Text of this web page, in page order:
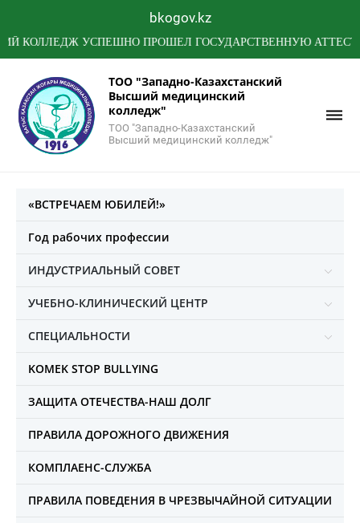
bkogov.kz
УСПЕШНО ПРОШЕЛ ГОСУДАРСТВЕННУЮ АТТЕСТАЦИЮ
ТОО "Западно-Казахстанский
Высший медицинский
колледж"
ТОО "Западно-Казахстанский
Высший медицинский колледж"
«ВСТРЕЧАЕМ ЮБИЛЕЙ!»
Год рабочих профессии
ИНДУСТРИАЛЬНЫЙ СОВЕТ
УЧЕБНО-КЛИНИЧЕСКИЙ ЦЕНТР
СПЕЦИАЛЬНОСТИ
KOMEK STOP BULLYING
ЗАЩИТА ОТЕЧЕСТВА-НАШ ДОЛГ
ПРАВИЛА ДОРОЖНОГО ДВИЖЕНИЯ
КОМПЛАЕНС-СЛУЖБА
ПРАВИЛА ПОВЕДЕНИЯ В ЧРЕЗВЫЧАЙНОЙ СИТУАЦИИ